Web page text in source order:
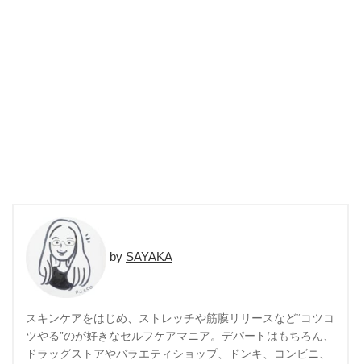
SAYAKA
スキンケアをはじめ、ストレッチや筋膜リリースなど“コツコ
ツやる”のが好きなセルフケアマニア。デパートはもちろん、
ドラッグストアやバラエティショップ、ドンキ、コンビニ、